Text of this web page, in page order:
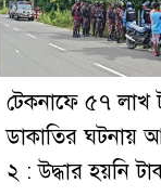
টেকনাফে ৫৭ লাখ
ডাকাতির ঘটনায়
২ : উদ্ধার হয়নি